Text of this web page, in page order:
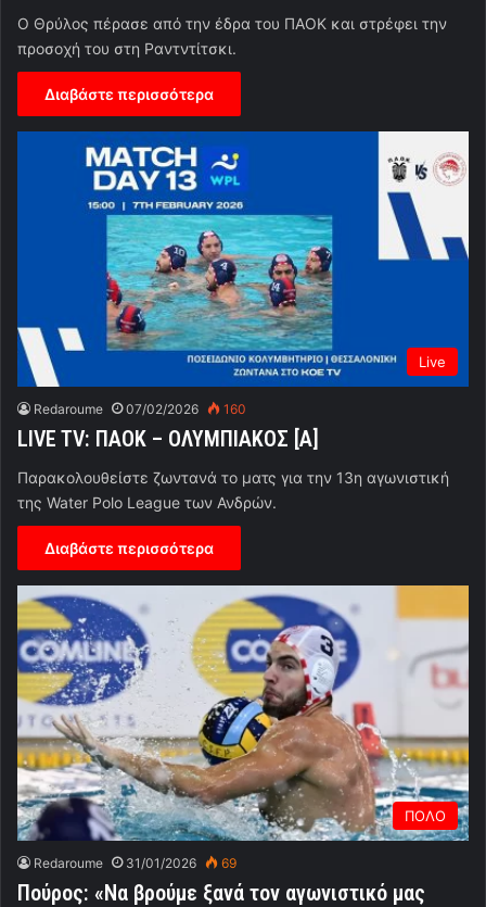
Ο Θρύλος πέρασε από την έδρα του ΠΑΟΚ και στρέφει την
προσοχή του στη Ραντντίτσκι.
Διαβάστε περισσότερα
Live
Redaroume 07/02/2026 160
LIVE TV: ΠΑΟΚ – ΟΛΥΜΠΙΑΚΟΣ [Α]
Παρακολουθείστε ζωντανά το ματς για την 13η αγωνιστική
της Water Polo League των Ανδρών.
Διαβάστε περισσότερα
ΠΟΛΟ
Redaroume 31/01/2026 69
Πούρος: «Να βρούμε ξανά τον αγωνιστικό μας